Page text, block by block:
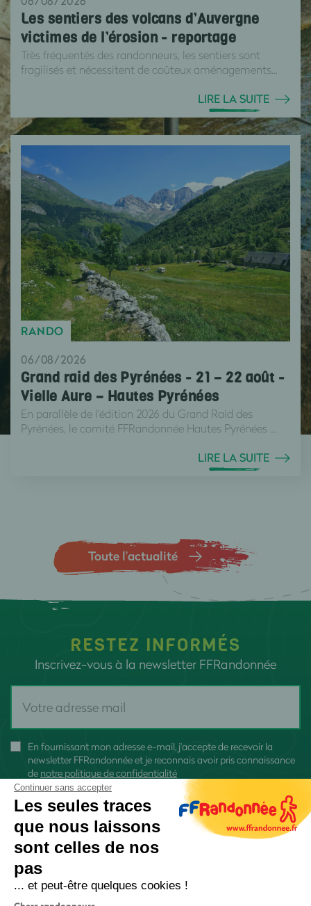
Les sentiers des volcans d’Auvergne
victimes de l’érosion - reportage
Très fréquentés des randonneurs, les sentiers sont
fragilisés et nécessitent de coûteux aménagements...
LIRE LA SUITE
RANDO
06/08/2026
Grand raid des Pyrénées - 21 – 22 août -
Vielle Aure – Hautes Pyrénées
En parallèle de l'édition 2026 du Grand Raid des
Pyrénées, le comité FFRandonnée Hautes Pyrénées ...
LIRE LA SUITE
Toute l’actualité
RESTEZ INFORMÉS
Inscrivez-vous à la newsletter FFRandonnée
En fournissant mon adresse e-mail, j'accepte de recevoir la
newsletter FFRandonnée et je reconnais avoir pris connaissance
de notre politique de confidentialité
Continuer sans accepter
Les seules traces
que nous laissons
sont celles de nos
pas
... et peut-être quelques cookies !